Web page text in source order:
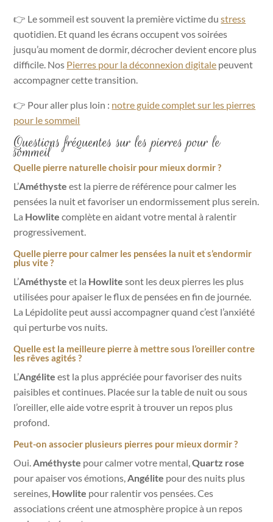
👉 Le sommeil est souvent la première victime dustress
quotidien. Et quand les écrans occupent vos soirées
jusqu’au moment de dormir, décrocher devient encore plus
difficile. Nos Pierres pour la déconnexion digitale peuvent
accompagner cette transition.
👉 Pour aller plus loin : notre guide complet sur les pierres
pour le sommeil
Questions fréquentes sur les pierres pour le
sommeil
Quelle pierre naturelle choisir pour mieux dormir ?
L’Améthyste est la pierre de référence pour calmer les
pensées la nuit et favoriser un endormissement plus serein.
La Howlite complète en aidant votre mental à ralentir
progressivement.
Quelle pierre pour calmer les pensées la nuit et s’endormir
plus vite ?
L’Améthyste et la Howlite sont les deux pierres les plus
utilisées pour apaiser le flux de pensées en fin de journée.
La Lépidolite peut aussi accompagner quand c’est l’anxiété
qui perturbe vos nuits.
Quelle est la meilleure pierre à mettre sous l’oreiller contre
les rêves agités ?
L’Angélite est la plus appréciée pour favoriser des nuits
paisibles et continues. Placée sur la table de nuit ou sous
l’oreiller, elle aide votre esprit à trouver un repos plus
profond.
Peut-on associer plusieurs pierres pour mieux dormir ?
Oui.Améthyste pour calmer votre mental,Quartz rose
pour apaiser vos émotions,Angélite pour des nuits plus
sereines, Howlite pour ralentir vos pensées. Ces
associations créent une atmosphère propice à un repos